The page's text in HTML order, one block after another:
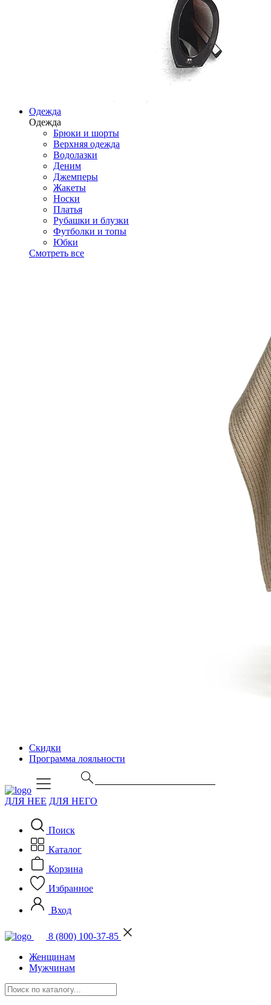
Одежда
Одежда
Брюки и шорты
Верхняя одежда
Водолазки
Деним
Джемперы
Жакеты
Носки
Платья
Рубашки и блузки
Футболки и топы
Юбки
Смотреть все
Скидки
Программа лояльности
ДЛЯ НЕЕ ДЛЯ НЕГО
Поиск
Каталог
Корзина
Избранное
Вход
8 (800) 100-37-85
Женщинам
Мужчинам